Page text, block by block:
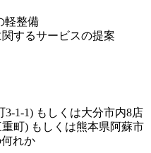
軽整備
するサービスの提案
3-1-1) もしくは大分市内8店
町) もしくは熊本県阿蘇市
れか